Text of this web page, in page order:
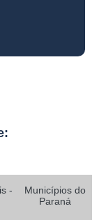
-
Municípios do
Paraná